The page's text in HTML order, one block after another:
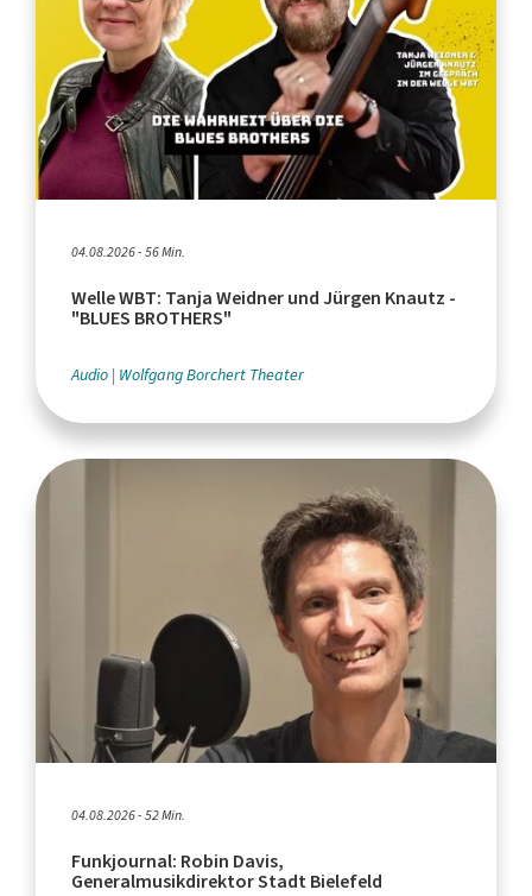
04.08.2026 - 56 Min.
Welle WBT: Tanja Weidner und Jürgen Knautz -
"BLUES BROTHERS"
Audio Wolfgang Borchert Theater
04.08.2026 - 52 Min.
Funkjournal: Robin Davis,
Generalmusikdirektor Stadt Bielefeld